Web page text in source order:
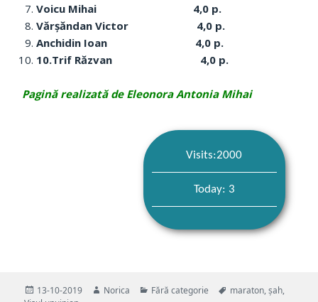
Voicu Mihai 4,0 p.
Vărșăndan Victor 4,0 p.
Anchidin Ioan 4,0 p.
10.Trif Răzvan 4,0 p.
Pagină realizată de Eleonora Antonia Mihai
Visits:2000
Today: 3
Publicat
13-10-2019 Autor
Norica Categorii
Fără categorie Etichete
maraton,șah,